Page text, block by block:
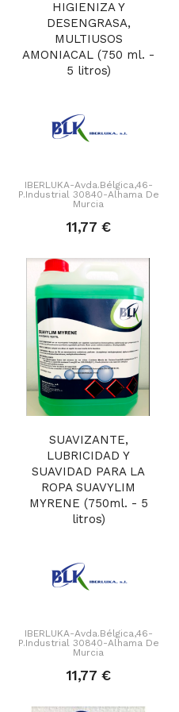
HIGIENIZA Y
DESENGRASA,
MULTIUSOS
AMONIACAL (750 ml. -
5 litros)
IBERLUKA-Avda.Bélgica,46-
P.Industrial 30840-Alhama De
Murcia
11,77 €
SUAVIZANTE,
LUBRICIDAD Y
SUAVIDAD PARA LA
ROPA SUAVYLIM
MYRENE (750ml. - 5
litros)
IBERLUKA-Avda.Bélgica,46-
P.Industrial 30840-Alhama De
Murcia
11,77 €